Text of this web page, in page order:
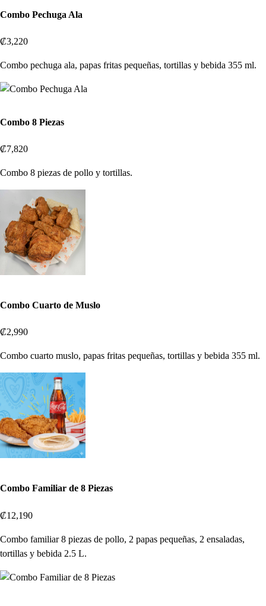
Combo Pechuga Ala
₡3,220
Combo pechuga ala, papas fritas pequeñas, tortillas y bebida 355 ml.
Combo 8 Piezas
₡7,820
Combo 8 piezas de pollo y tortillas.
Combo Cuarto de Muslo
₡2,990
Combo cuarto muslo, papas fritas pequeñas, tortillas y bebida 355 ml.
Combo Familiar de 8 Piezas
₡12,190
Combo familiar 8 piezas de pollo, 2 papas pequeñas, 2 ensaladas,
tortillas y bebida 2.5 L.